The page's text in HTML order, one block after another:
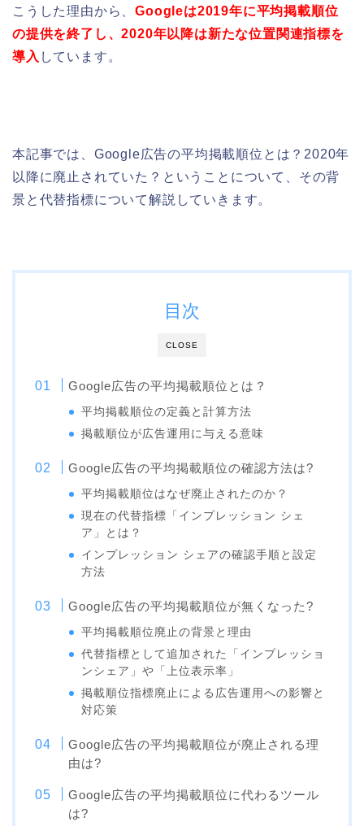
こうした理由から、Googleは2019年に平均掲載順位
の提供を終了し、2020年以降は新たな位置関連指標を
導入 しています。
本記事では、Google広告の平均掲載順位とは？2020年
以降に廃止されていた？ということについて、その背
景と代替指標について解説していきます。
CLOSE
目次
Google広告の平均掲載順位とは？
平均掲載順位の定義と計算方法
掲載順位が広告運用に与える意味
Google広告の平均掲載順位の確認方法は?
平均掲載順位はなぜ廃止されたのか？
現在の代替指標「インプレッション シェ
ア」とは？
インプレッション シェアの確認手順と設定
方法
Google広告の平均掲載順位が無くなった?
平均掲載順位廃止の背景と理由
代替指標として追加された「インプレッショ
ンシェア」や「上位表示率」
掲載順位指標廃止による広告運用への影響と
対応策
Google広告の平均掲載順位が廃止される理
由は?
Google広告の平均掲載順位に代わるツール
は?